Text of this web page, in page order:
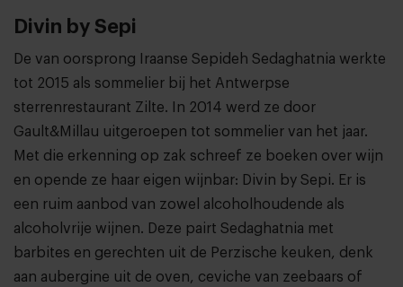
Divin by Sepi
De van oorsprong Iraanse Sepideh Sedaghatnia werkte
tot 2015 als sommelier bij het Antwerpse
sterrenrestaurant Zilte. In 2014 werd ze door
Gault&Millau uitgeroepen tot sommelier van het jaar.
Met die erkenning op zak schreef ze boeken over wijn
en opende ze haar eigen wijnbar: Divin by Sepi. Er is
een ruim aanbod van zowel alcoholhoudende als
alcoholvrije wijnen. Deze pairt Sedaghatnia met
barbites en gerechten uit de Perzische keuken, denk
aan aubergine uit de oven, ceviche van zeebaars of